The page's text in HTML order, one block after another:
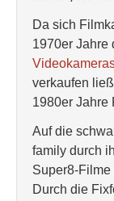
Da sich
1970er Jahre
verkaufen
1980er Jahre
Auf die
family durch
Super8-
Durch die